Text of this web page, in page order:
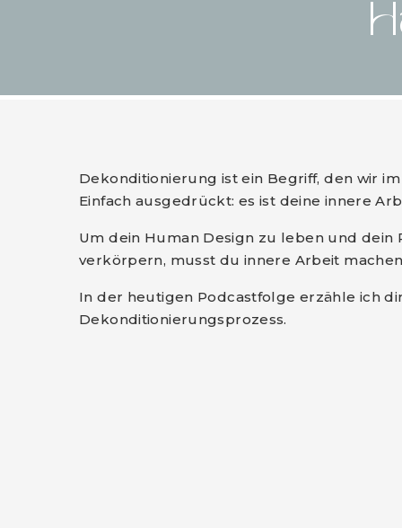
Dekonditionierung ist ein Begriff, den wir
Einfach ausgedrückt: es ist deine innere
Um dein Human Design zu leben und dein
verkörpern, musst du innere Arbeit
In der heutigen Podcastfolge erzähle ich
Dekonditionierungsprozess.